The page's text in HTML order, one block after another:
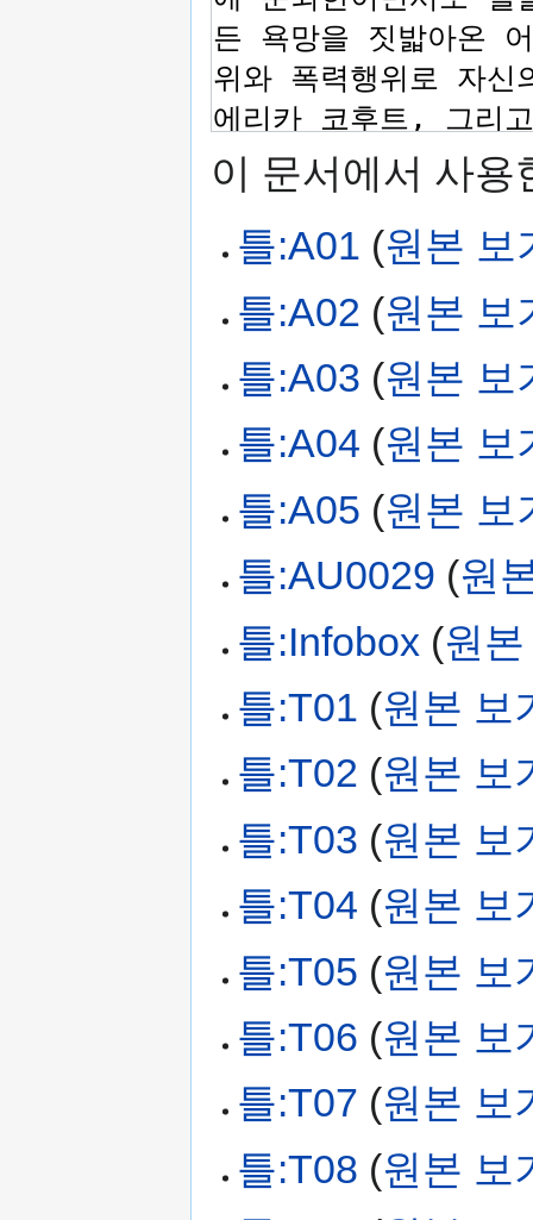
이 문서에서 사용
틀:A01 (원본 보
틀:A02 (원본 보
틀:A03 (원본 보
틀:A04 (원본 보
틀:A05 (원본 보
틀:AU0029 (원
틀:Infobox (원
틀:T01 (원본 보
틀:T02 (원본 보
틀:T03 (원본 보
틀:T04 (원본 보
틀:T05 (원본 보
틀:T06 (원본 보
틀:T07 (원본 보
틀:T08 (원본 보